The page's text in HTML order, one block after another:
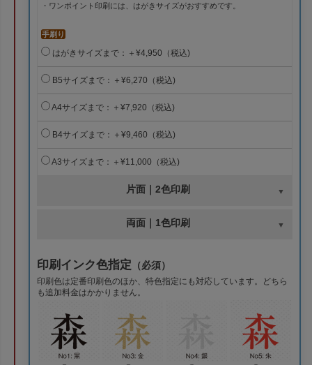
・ワンポイント印刷には、はがきサイズがおすすめです。
手刷り
はがきサイズまで：＋¥4,950（税込)
B5サイズまで：＋¥6,270（税込)
A4サイズまで：＋¥7,920（税込)
B4サイズまで：＋¥9,460（税込)
A3サイズまで：＋¥11,000（税込)
片面｜2色印刷
両面｜1色印刷
印刷インク色指定 （必須）
印刷色は定番印刷色のほか、特色指定にも対応しています。どちら
も追加料金はかかりません。